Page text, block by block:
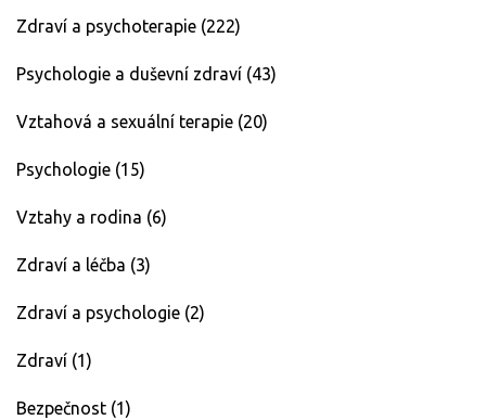
Zdraví a psychoterapie (222)
Psychologie a duševní zdraví (43)
Vztahová a sexuální terapie (20)
Psychologie (15)
Vztahy a rodina (6)
Zdraví a léčba (3)
Zdraví a psychologie (2)
Zdraví (1)
Bezpečnost (1)